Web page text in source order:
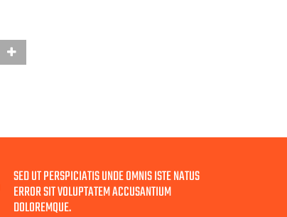
SED UT PERSPICIATIS UNDE OMNIS ISTE NATUS
ERROR SIT VOLUPTATEM ACCUSANTIUM
DOLOREMQUE.